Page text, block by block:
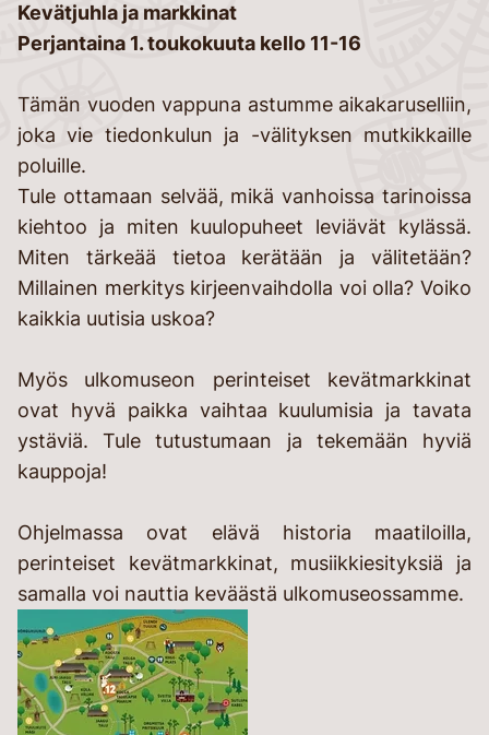
Kevätjuhla ja markkinat
Perjantaina 1. toukokuuta kello 11-16
Tämän vuoden vappuna astumme aikakaruselliin,
joka vie tiedonkulun ja -välityksen mutkikkaille
poluille.
Tule ottamaan selvää, mikä vanhoissa tarinoissa
kiehtoo ja miten kuulopuheet leviävät kylässä.
Miten tärkeää tietoa kerätään ja välitetään?
Millainen merkitys kirjeenvaihdolla voi olla? Voiko
kaikkia uutisia uskoa?
Myös ulkomuseon perinteiset kevätmarkkinat
ovat hyvä paikka vaihtaa kuulumisia ja tavata
ystäviä. Tule tutustumaan ja tekemään hyviä
kauppoja!
Ohjelmassa ovat elävä historia maatiloilla,
perinteiset kevätmarkkinat, musiikkiesityksiä ja
samalla voi nauttia keväästä ulkomuseossamme.